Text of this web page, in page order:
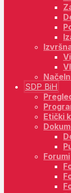
SDP BiH
Etički
Forumi